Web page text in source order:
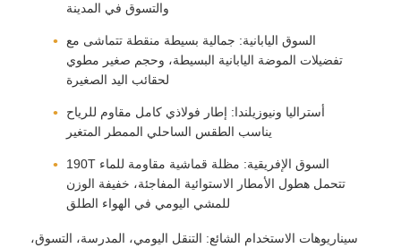
والتسوق في المدينة
السوق اليابانية: جمالية بسيطة منقطة تتماشى مع
تفضيلات الموضة اليابانية البسيطة، وحجم صغير مطوي
لحقائب اليد الصغيرة
أستراليا ونيوزيلندا: إطار فولاذي كامل مقاوم للرياح
يناسب الطقس الساحلي الممطر المتغير
السوق الإفريقية: مظلة قماشية مقاومة للماء 190T
تتحمل هطول الأمطار الاستوائية المفاجئة، خفيفة الوزن
للمشي اليومي في الهواء الطلق
سيناريوهات الاستخدام الشائع: التنقل اليومي، المدرسة، التسوق،